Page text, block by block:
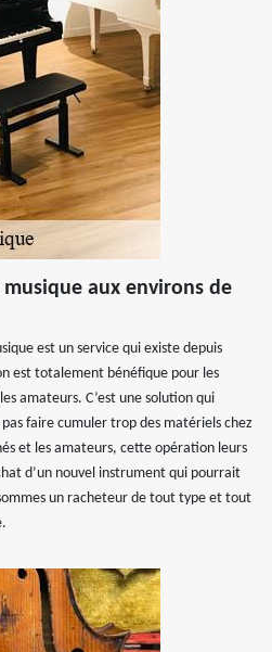
aux environs de
est un service qui existe depuis
est totalement bénéfique pour les
amateurs. C’est une solution qui
faire cumuler trop des matériels chez
et les amateurs, cette opération leurs
d’un nouvel instrument qui pourrait
un racheteur de tout type et tout